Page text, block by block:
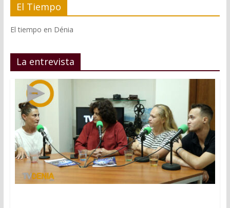
El Tiempo
El tiempo en Dénia
La entrevista